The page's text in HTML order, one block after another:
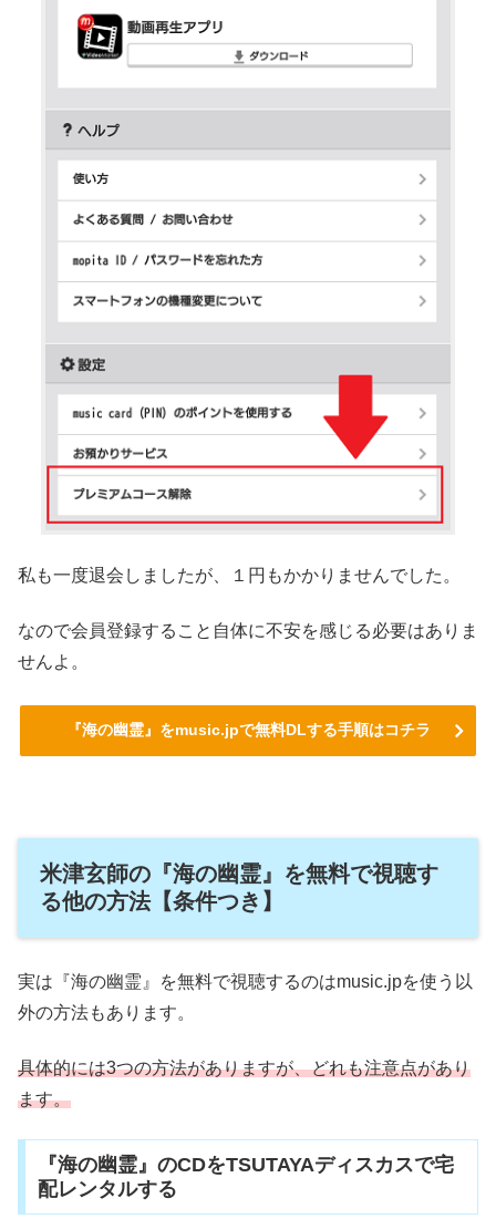
私も一度退会しましたが、１円もかかりませんでした。
なので会員登録すること自体に不安を感じる必要はありま
せんよ。
『海の幽霊』をmusic.jpで無料DLする手順はコチラ
米津玄師の『海の幽霊』を無料で視聴す
る他の方法【条件つき】
実は『海の幽霊』を無料で視聴するのはmusic.jpを使う以
外の方法もあります。
具体的には3つの方法がありますが、どれも注意点があり
ます。
『海の幽霊』のCDをTSUTAYAディスカスで宅
配レンタルする